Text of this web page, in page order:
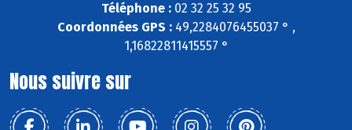
Téléphone :02 32 25 32 95
Coordonnées GPS :49,2284076455037 ° ,
1,16822811415557 °
Nous suivre sur